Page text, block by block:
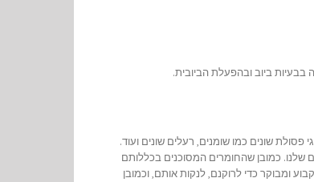
ביוב ובהפעלת הביובית.
שונים כמו שומנים, רעלים שונים ועוד.
שלנו. כמובן שהחומרים המסוכנים בכללותם
ומבוקר כדי לרוקנם, לנקות אותם, וכמובן